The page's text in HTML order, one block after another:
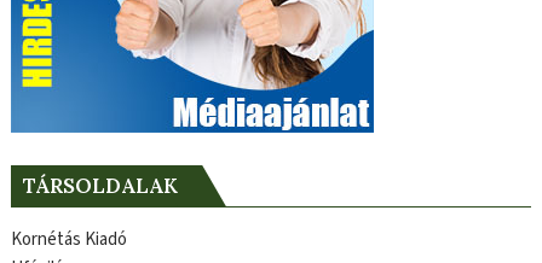
TÁRSOLDALAK
Kornétás Kiadó